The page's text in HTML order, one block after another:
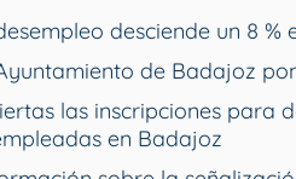
desciende un 8
de Badajoz
las inscripciones para
en Badajoz